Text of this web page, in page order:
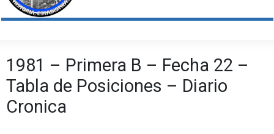
1981 – Primera B – Fecha 22 –
Tabla de Posiciones – Diario
Cronica